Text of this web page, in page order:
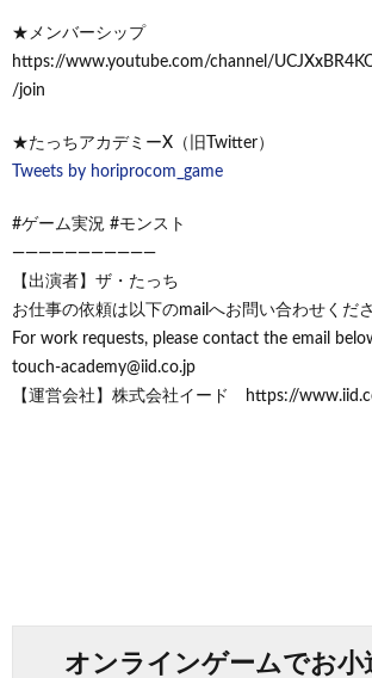
★メンバーシップ
https://www.youtube.com/channel/
/join
★たっちアカデミーX（旧Twitter）
Tweets by horiprocom_game
#ゲーム実況 #モンスト
———————————
【出演者】ザ・たっち
お仕事の依頼は以下のmailへお問い合わせくださ
For work requests, please contact the email
touch-academy@iid.co.jp
【運営会社】株式会社イード https://
オンラインゲームでお小